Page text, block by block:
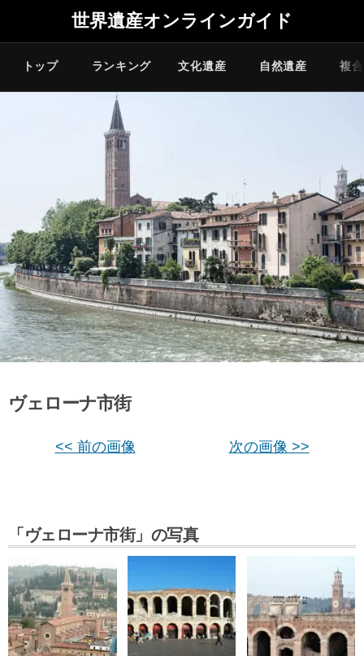
世界遺産オンラインガイド
トップ ランキング 文化遺産 自然遺産 複
ヴェローナ市街
<< 前の画像 次の画像 >>
「ヴェローナ市街」の写真